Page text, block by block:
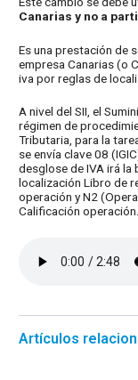
Canarias y no a
Es una prestación de
empresa Canarias (o
iva por reglas de
A nivel del SII, el
régimen de
Tributaria, para la
se envía clave 08
desglose de IVA irá la
localización Libro de
operación y N2
Calificación operación.
Artículos